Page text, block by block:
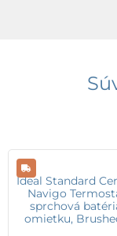
Ideal Standard
Navigo
sprchová
omietku,